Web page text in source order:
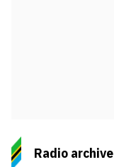
Radio archive